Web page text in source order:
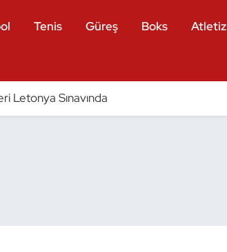
Tenis Güreş Boks
Letonya Sınavında